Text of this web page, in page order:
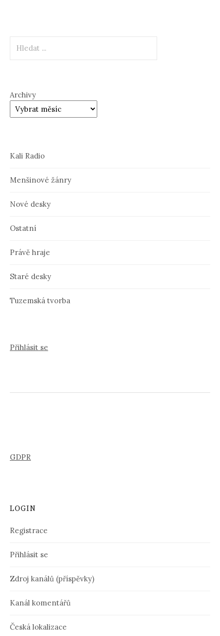
Archivy
Kali Radio
Menšinové žánry
Nové desky
Ostatní
Právě hraje
Staré desky
Tuzemská tvorba
Přihlásit se
GDPR
LOGIN
Registrace
Přihlásit se
Zdroj kanálů (příspěvky)
Kanál komentářů
Česká lokalizace